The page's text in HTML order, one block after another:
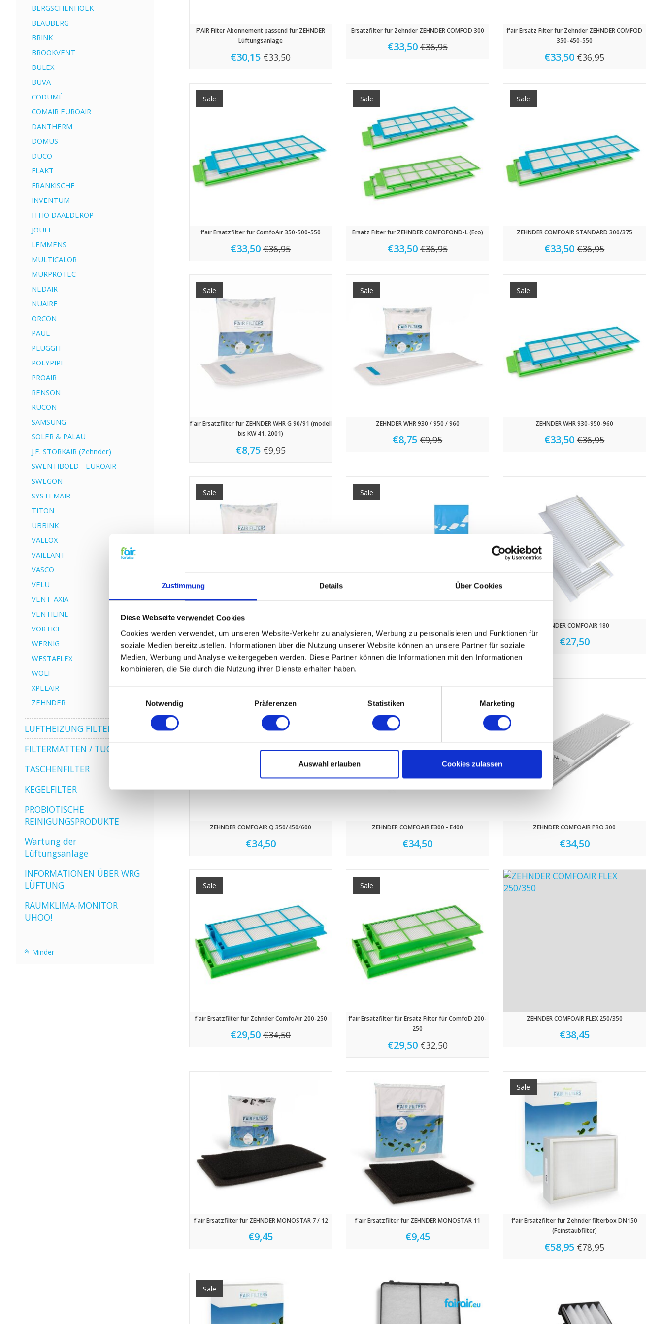
Zustimmung Details Über Cookies
Diese Webseite verwendet Cookies
Cookies werden verwendet, um unseren Website-Verkehr zu analysieren, Werbung zu personalisieren und Funktionen für
soziale Medien bereitzustellen. Informationen über die Nutzung unserer Website können an unsere Partner für soziale
Medien, Werbung und Analyse weitergegeben werden. Diese Partner können die Informationen mit den Informationen
kombinieren, die Sie durch die Nutzung ihrer Dienste erhalten haben.
Notwendig
Präferenzen Statistiken Marketing
Auswahl erlauben Cookies zulassen
BERGSCHENHOEK
BLAUBERG
BRINK
BROOKVENT
BULEX
BUVA
CODUMÉ
COMAIR EUROAIR
DANTHERM
DOMUS
DUCO
FLÄKT
FRÄNKISCHE
INVENTUM
ITHO DAALDEROP
JOULE
LEMMENS
MULTICALOR
MURPROTEC
NEDAIR
NUAIRE
ORCON
PAUL
PLUGGIT
POLYPIPE
PROAIR
RENSON
RUCON
SAMSUNG
SOLER & PALAU
J.E. STORKAIR (Zehnder)
SWENTIBOLD - EUROAIR
SWEGON
SYSTEMAIR
TITON
UBBINK
VALLOX
VAILLANT
VASCO
VELU
VENT-AXIA
VENTILINE
VORTICE
WERNIG
WESTAFLEX
WOLF
XPELAIR
ZEHNDER
LUFTHEIZUNG FILTER
FILTERMATTEN / TÜCHER
TASCHENFILTER
KEGELFILTER
PROBIOTISCHE
REINIGUNGSPRODUKTE
Wartung der
Lüftungsanlage
INFORMATIONEN ÜBER WRG
LÜFTUNG
RAUMKLIMA-MONITOR
UHOO!
Minder
F'AIR Filter Abonnement passend für ZEHNDER
Lüftungsanlage
€30,15 €33,50
Ersatzfilter für Zehnder ZEHNDER COMFOD 300
€33,50 €36,95
f'air Ersatz Filter für Zehnder ZEHNDER COMFOD
350-450-550
€33,50 €36,95
Sale
f'air Ersatzfilter für ComfoAir 350-500-550
€33,50 €36,95
Sale
Ersatz Filter für ZEHNDER COMFOFOND-L (Eco)
€33,50 €36,95
Sale
ZEHNDER COMFOAIR STANDARD 300/375
€33,50 €36,95
Sale
f'air Ersatzfilter für ZEHNDER WHR G 90/91 (modell
bis KW 41, 2001)
€8,75 €9,95
Sale
ZEHNDER WHR 930 / 950 / 960
€8,75 €9,95
Sale
ZEHNDER WHR 930-950-960
€33,50 €36,95
Sale
41, 2001)
€8,75 €9,95
Sale
€32,45 €36,20
ZEHNDER COMFOAIR 180
€27,50
ZEHNDER COMFOAIR Q 350/450/600
€34,50
ZEHNDER COMFOAIR E300 - E400
€34,50
ZEHNDER COMFOAIR PRO 300
€34,50
Sale
f'air Ersatzfilter für Zehnder ComfoAir 200-250
€29,50 €34,50
Sale
f'air Ersatzfilter für Ersatz Filter für ComfoD 200-
250
€29,50 €32,50
ZEHNDER COMFOAIR FLEX 250/350
€38,45
f'air Ersatzfilter für ZEHNDER MONOSTAR 7 / 12
€9,45
f'air Ersatzfilter für ZEHNDER MONOSTAR 11
€9,45
Sale
f'air Ersatzfilter für Zehnder filterbox DN150
(Feinstaubfilter)
€58,95 €78,95
Sale